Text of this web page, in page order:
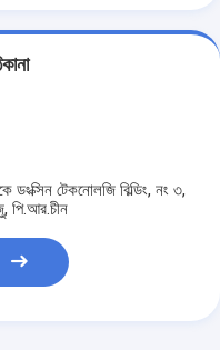
ডংক্সিন টেকনোলজি বিল্ডিং, নং ৩,
পি.আর.চীন